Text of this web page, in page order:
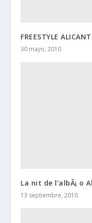
FREESTYLE
30 mayo, 2010
La nit de l’albÃ¡ o
13 septiembre, 2010